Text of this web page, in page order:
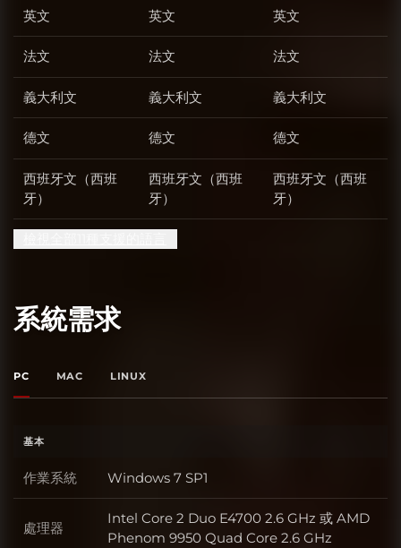
英文 英文 英文
法文 法文 法文
義大利文 義大利文 義大利文
德文 德文 德文
西班牙文（西班
牙）
西班牙文（西班
牙）
西班牙文（西班
牙）
系統需求
PC MAC LINUX
基本
作業系統 作業系統
Windows 7 SP1
處理器 處理器
Intel Core 2 Duo E4700 2.6 GHz 或 AMD
Phenom 9950 Quad Core 2.6 GHz